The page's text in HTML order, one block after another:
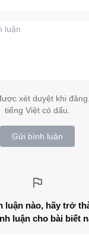
xét duyệt khi
tiếng Việt có dấu.
Gửi bình luận
luận nào, hãy trở
luận cho bài biết